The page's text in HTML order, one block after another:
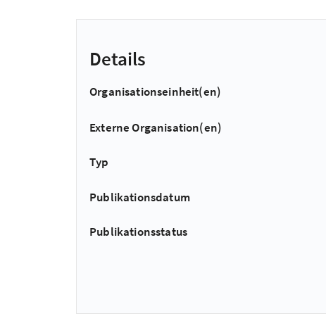
Details
Organisationseinheit(en)
Externe Organisation(en)
Typ
Publikationsdatum
Publikationsstatus